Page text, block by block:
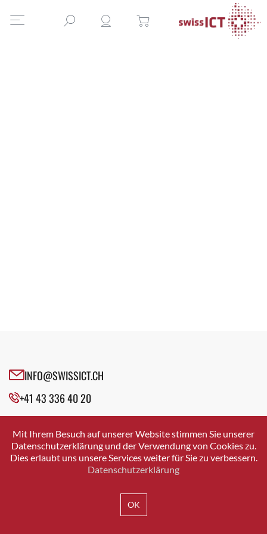
INFO@SWISSICT.CH
+41 43 336 40 20
SWISSICT
VULKANSTRASSE 120
8048 ZURICH
Mit Ihrem Besuch auf unserer Website stimmen Sie unserer
Datenschutzerklärung und der Verwendung von Cookies zu.
Dies erlaubt uns unsere Services weiter für Sie zu verbessern.
Datenschutzerklärung
OK